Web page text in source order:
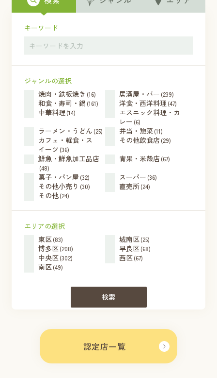
認定店一覧
キーワード
ジャンルの選択
焼肉・鉄板焼き (16) 居酒屋・バー (239)
和食・寿司・鍋 (161) 洋食・西洋料理 (47)
中華料理 (14)
エスニック料理・カ
レー (6)
ラーメン・うどん (25) 弁当・惣菜(11)
カフェ・軽食・ス
イーツ (36)
その他飲食店(29)
鮮魚・鮮魚加工品店
(48)
青果・米殻店(67)
菓子・パン屋 (32) スーパー (36)
その他小売り (30) 直売所(24)
その他(24)
エリアの選択
東区(83) 城南区(25)
博多区(208) 早良区(68)
中央区(302) 西区(67)
南区(49)
検索